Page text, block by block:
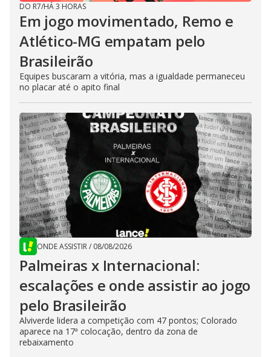
DO R7/HÁ 3 HORAS
Em jogo movimentado, Remo e
Atlético-MG empatam pelo
Brasileirão
Equipes buscaram a vitória, mas a igualdade permaneceu
no placar até o apito final
ONDE ASSISTIR/ 08/08/2026
Palmeiras x Internacional:
escalações e onde assistir ao jogo
pelo Brasileirão
Alviverde lidera a competição com 47 pontos; Colorado
aparece na 17ª colocação, dentro da zona de
rebaixamento